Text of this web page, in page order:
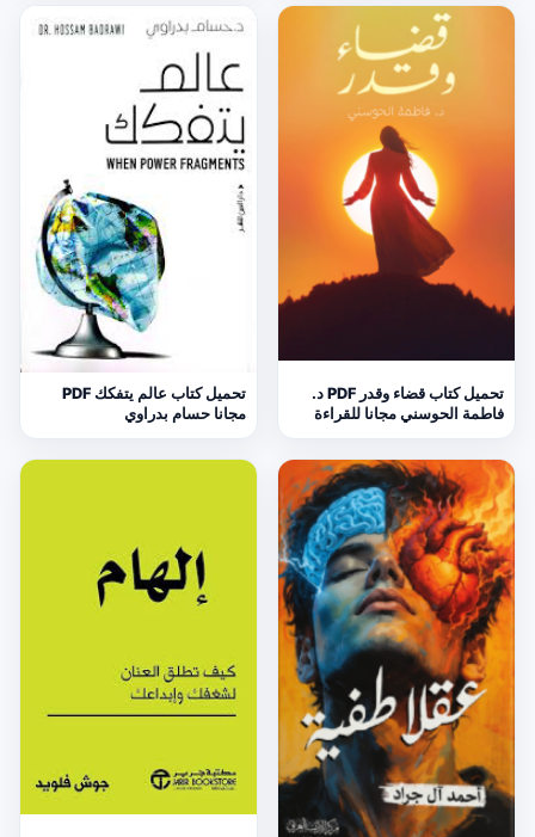
تحميل كتاب قضاء وقدر PDF د.
فاطمة الحوسني مجانا للقراءة
والدراسة
تحميل كتاب عالم يتفكك PDF
مجانا حسام بدراوي